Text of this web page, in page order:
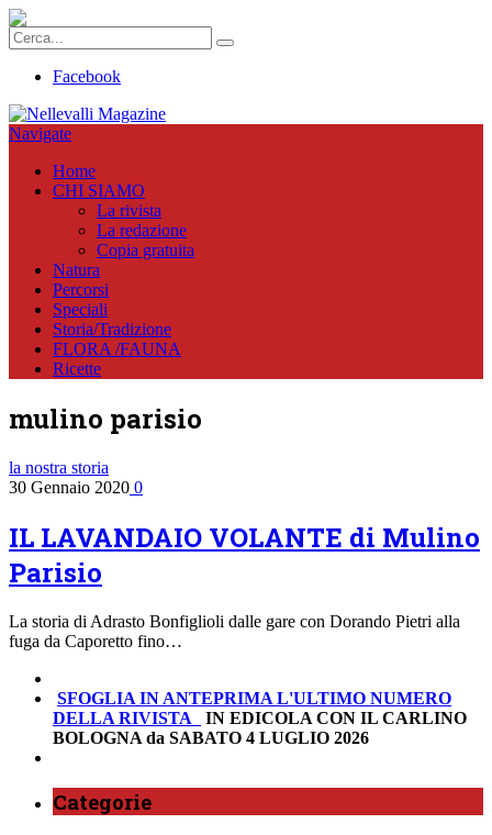
Facebook
Navigate
Home
CHI SIAMO
La rivista
La redazione
Copia gratuita
Natura
Percorsi
Speciali
Storia/Tradizione
FLORA /FAUNA
Ricette
mulino parisio
la nostra storia
30 Gennaio 2020 0
IL LAVANDAIO VOLANTE di Mulino
Parisio
La storia di Adrasto Bonfiglioli dalle gare con Dorando Pietri alla
fuga da Caporetto fino…
SFOGLIA IN ANTEPRIMA L'ULTIMO NUMERO
DELLA RIVISTA
IN EDICOLA CON IL CARLINO
BOLOGNA da SABATO 4 LUGLIO 2026
Categorie